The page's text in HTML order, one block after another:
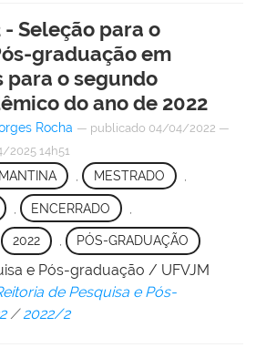
Seleção para o
graduação em
para o segundo
do ano de 2022
Rocha — publicado 04/04/2022 —
2025 14h51
MESTRADO
ENCERRADO
2022 , PÓS-GRADUAÇÃO
e Pós-graduação / UFVJM
de Pesquisa e Pós-
/2022/2